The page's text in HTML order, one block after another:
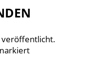
veröffentlicht.